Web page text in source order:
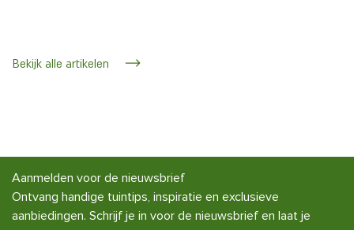
Bekijk alle artikelen
Aanmelden voor de nieuwsbrief
Ontvang handige tuintips, inspiratie en exclusieve
aanbiedingen. Schrijf je in voor de nieuwsbrief en laat je